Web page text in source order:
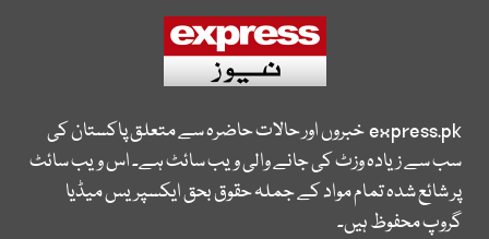
express.pkخبروں اور حالات حاضرہ سے متعلق پاکستان کی
سب سے زیادہ وزٹ کی جانے والی ویب سائٹ ہے۔ اس ویب سائٹ
پر شائع شدہ تمام مواد کے جملہ حقوق بحق ایکسپریس میڈیا
گروپ محفوظ ہیں۔